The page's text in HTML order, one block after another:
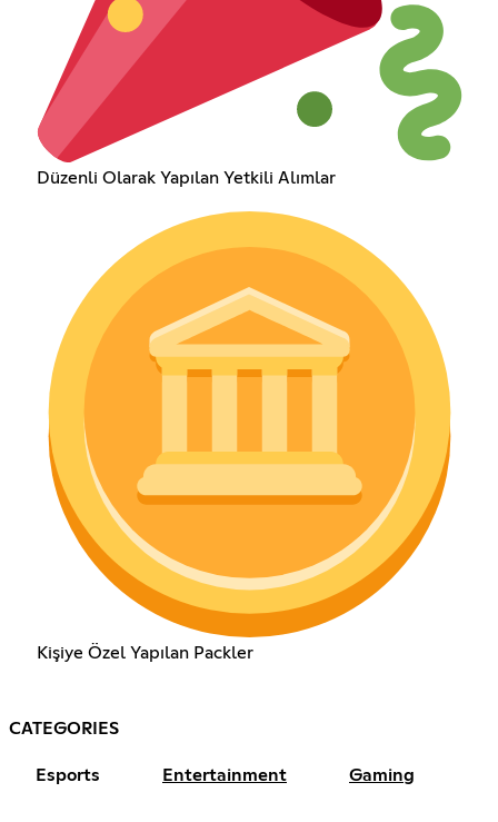
Düzenli Olarak Yapılan Yetkili Alımlar
Kişiye Özel Yapılan Packler
CATEGORIES
Esports Entertainment Gaming